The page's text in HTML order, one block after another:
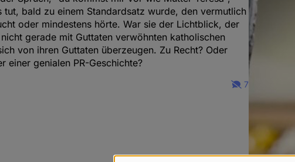
tut, bald zu einem Standardsatz wurde, den vermutlich
oder mindestens hörte. War sie der Lichtblick, der
gerade mit Guttaten verwöhnten katholischen
von ihren Guttaten überzeugen. Zu Recht? Oder
einer genialen PR-Geschichte?
7